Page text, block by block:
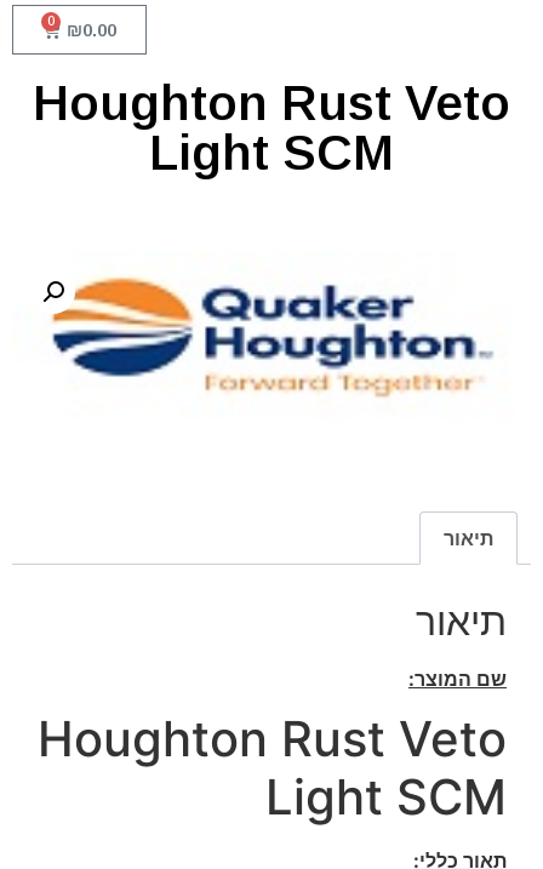
₪0.00
0
Houghton Rust Veto
Light SCM
תיאור
תיאור
שם המוצר:
Houghton Rust Veto
Light SCM
תאור כללי: